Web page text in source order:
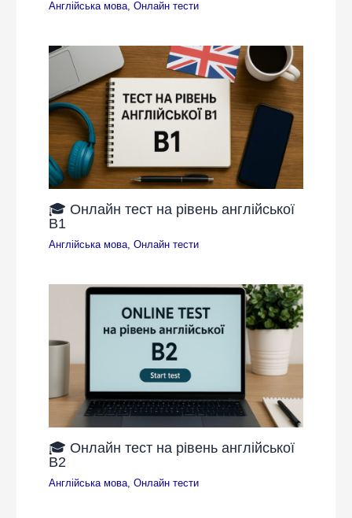
Англійська мова ,Онлайн тести
🎓 Онлайн тест на рівень англійської
B1
Англійська мова ,Онлайн тести
🎓 Онлайн тест на рівень англійської
B2
Англійська мова ,Онлайн тести